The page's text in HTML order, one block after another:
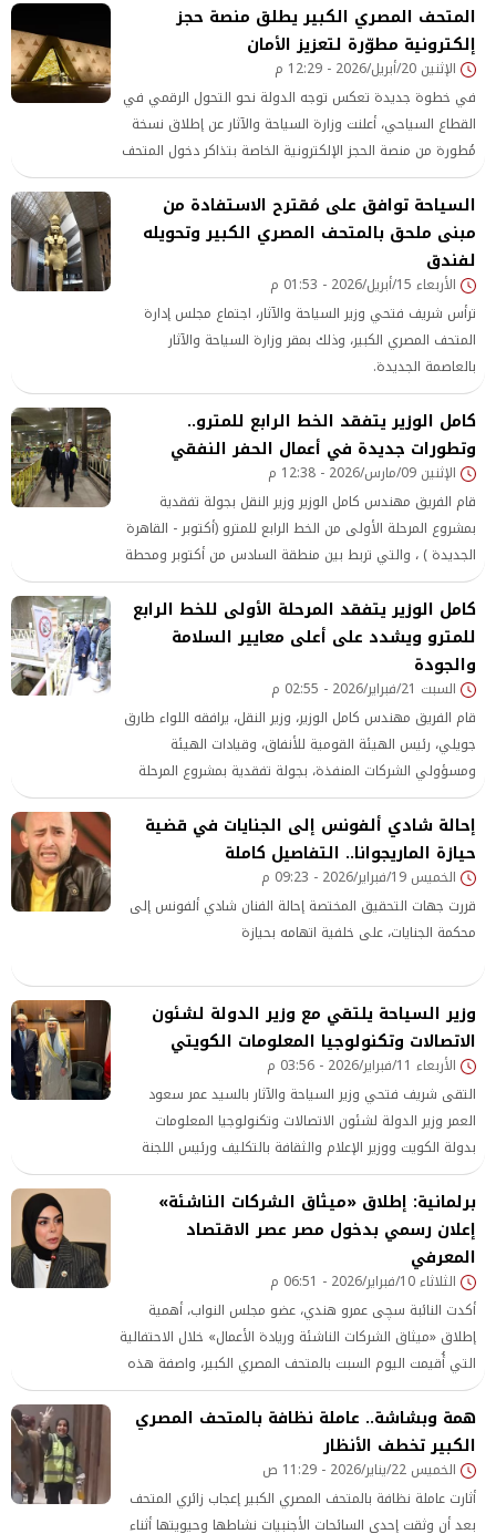
المتحف المصري الكبير يطلق منصة حجز
إلكترونية مطوّرة لتعزيز الأمان
الإثنين 20/أبريل/2026 - 12:29 م
في خطوة جديدة تعكس توجه الدولة نحو التحول الرقمي في
القطاع السياحي، أعلنت وزارة السياحة والآثار عن إطلاق نسخة
مُطورة من منصة الحجز الإلكترونية الخاصة بتذاكر دخول المتحف
المصري الكبير، بهدف تحسين تجربة الزائرين وتيسير إجراءات
الدخول عبر الإنترنت بشكل أكثر سلاسة وكفاءة.
السياحة توافق على مُقترح الاستفادة من
مبنى ملحق بالمتحف المصري الكبير وتحويله
لفندق
الأربعاء 15/أبريل/2026 - 01:53 م
ترأس شريف فتحي وزير السياحة والآثار، اجتماع مجلس إدارة
المتحف المصري الكبير، وذلك بمقر وزارة السياحة والآثار
بالعاصمة الجديدة.
كامل الوزير يتفقد الخط الرابع للمترو..
وتطورات جديدة في أعمال الحفر النفقي
الإثنين 09/مارس/2026 - 12:38 م
قام الفريق مهندس كامل الوزير وزير النقل بجولة تفقدية
بمشروع المرحلة الأولى من الخط الرابع للمترو (أكتوبر - القاهرة
الجديدة ) ، والتي تربط بين منطقة السادس من أكتوبر ومحطة
الفسطاط بمصر القديمة
كامل الوزير يتفقد المرحلة الأولى للخط الرابع
للمترو ويشدد على أعلى معايير السلامة
والجودة
السبت 21/فبراير/2026 - 02:55 م
قام الفريق مهندس كامل الوزير، وزير النقل، يرافقه اللواء طارق
جويلي، رئيس الهيئة القومية للأنفاق، وقيادات الهيئة
ومسؤولي الشركات المنفذة، بجولة تفقدية بمشروع المرحلة
الأولى من الخط الرابع للمترو (أكتوبر – القاهرة الجديدة)، والذي
يربط بين منطقة السادس من أكتوبر ومحطة الفسطاط بمصر
القديمة، ويتم تنفيذه
إحالة شادي ألفونس إلى الجنايات في قضية
حيازة الماريجوانا.. التفاصيل كاملة
الخميس 19/فبراير/2026 - 09:23 م
قررت جهات التحقيق المختصة إحالة الفنان شادي ألفونس إلى
محكمة الجنايات، على خلفية اتهامه بحيازة
وزير السياحة يلتقي مع وزير الدولة لشئون
الاتصالات وتكنولوجيا المعلومات الكويتي
الأربعاء 11/فبراير/2026 - 03:56 م
التقى شريف فتحي وزير السياحة والآثار بالسيد عمر سعود
العمر وزير الدولة لشئون الاتصالات وتكنولوجيا المعلومات
بدولة الكويت ووزير الإعلام والثقافة بالتكليف ورئيس اللجنة
الإقليمية للشرق الأوسط.
برلمانية: إطلاق «ميثاق الشركات الناشئة»
إعلان رسمي بدخول مصر عصر الاقتصاد
المعرفي
الثلاثاء 10/فبراير/2026 - 06:51 م
أكدت النائبة سچى عمرو هندي، عضو مجلس النواب، أهمية
إطلاق «ميثاق الشركات الناشئة وريادة الأعمال» خلال الاحتفالية
التي أُقيمت اليوم السبت بالمتحف المصري الكبير، واصفة هذه
الخطوة بأنها بمثابة «دستور اقتصادي جديد» يهدف إلى تمكين
الشباب المبتكر، وتحويل أفكارهم إلى كيانات اقتصادية قادرة
على المنافسة إقليميًا وعالميًا، فضلًا عن كونه إعلانًا رسميًا
لدخول مصر عصر «الاقتصاد المعرفي».
همة وبشاشة.. عاملة نظافة بالمتحف المصري
الكبير تخطف الأنظار
الخميس 22/يناير/2026 - 11:29 ص
أثارت عاملة نظافة بالمتحف المصري الكبير إعجاب زائري المتحف
بعد أن وثقت إحدى السائحات الأجنبيات نشاطها وحيويتها أثناء